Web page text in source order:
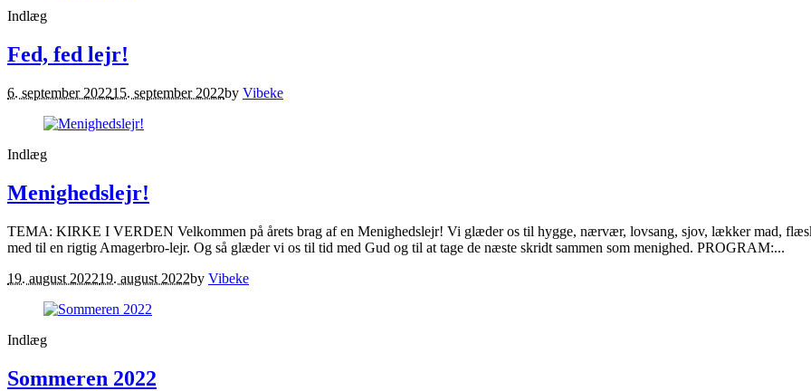
Indlæg
Fed, fed lejr!
6. september 202215. september 2022by Vibeke
Indlæg
Menighedslejr!
TEMA: KIRKE I VERDEN Velkommen på årets brag af en Menighedslejr! Vi glæder os til hygge, nærvær, lovsang, sjov, lækker mad,
med til en rigtig Amagerbro-lejr. Og så glæder vi os til tid med Gud og til at tage de næste skridt sammen som menighed. PROGRAM:...
19. august 202219. august 2022by Vibeke
Indlæg
Sommeren 2022